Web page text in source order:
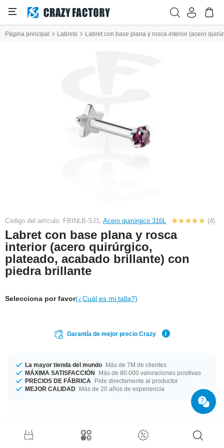
Página principal Labrets Labret con base plana y rosca interior (acero
Código del artículo: FBINLB-SJ1, Acero quirúrgico 316L (4)
Labret con base plana y rosca
interior (acero quirúrgico,
plateado, acabado brillante) con
piedra brillante
Selecciona por favor(¿Cuál es mi talla?)
Garantía de mejor precio Crazy
La mayor tienda del mundo Más de 7M de clientes
MÁXIMA SATISFACCIÓN
Más de 80.000 valoraciones positivas
PRECIOS DE FÁBRICA
Pide directamente al productor
MEJOR CALIDAD Más de 20 años de experiencia
Detalles del producto